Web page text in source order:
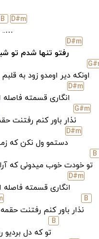
D#m
…..
B
D#m
رفتو تنها شدم تو
G#
اونکه دیر اومدو زود به
D#m
انگاری قسمته فاصله
G#m
نذار باور کنم رفتنت
D#m
دستمو ول نکن که
B
تو خودت خوب میدونی که
D#m
انگاری قسمته فاصله
B
نذار باور کنم رفتنت حقمه
B
تو که دل بردیو